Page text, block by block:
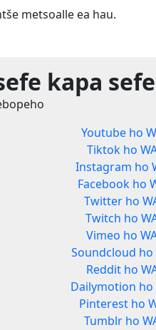
metsoalle ea hau.
kapa sefe
Youtube ho
Tiktok ho
Instagram ho
Facebook ho
Twitter ho
Twitch ho
Vimeo ho
Soundcloud ho
Reddit ho
Dailymotion ho
Pinterest ho
Tumblr ho